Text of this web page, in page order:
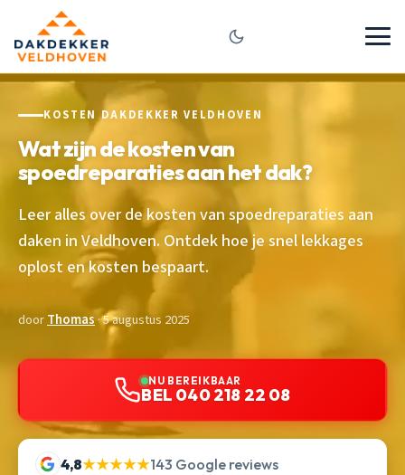
KOSTEN DAKDEKKER VELDHOVEN
Wat zijn de kosten van
spoedreparaties aan het dak?
Leer alles over de kosten van spoedreparaties aan
daken in Veldhoven. Ontdek hoe je snel lekkages
oplost en kosten bespaart.
doorThomas· 5 augustus 2025
NU BEREIKBAAR
BEL 040 218 22 08
4,8★★★★★143 Google reviews